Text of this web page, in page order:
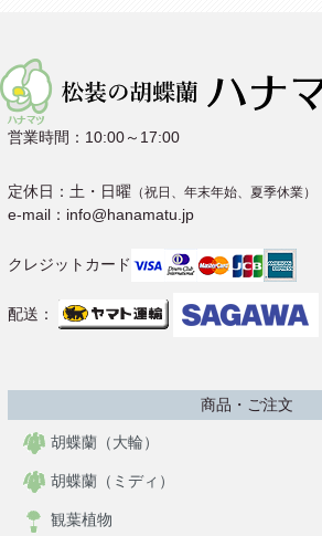
営業時間：10:00～17:00
定休日：土・日曜 （祝日、年末年始、夏季休業）
e-mail：info@hanamatu.jp
クレジットカード
配送：
商品・ご注文
胡蝶蘭（大輪）
胡蝶蘭（ミディ）
観葉植物